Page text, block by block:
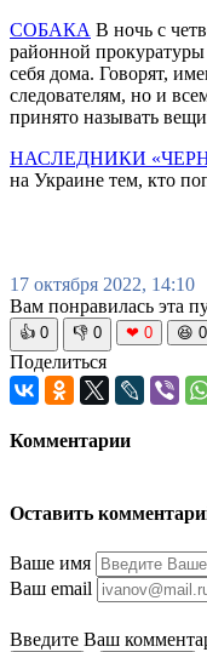
СОБАКА В ночь с
районной
себя дома. Говорят,
следователям, но и
принято называть
НАСЛЕДНИКИ
на Украине тем, кто
17 октября 2022, 14:10
Вам понравилась эта
👍 0 👎 0 ❤ 0 😆 0
Поделиться
Комментарии
Оставить
Ваше имя
Ваш email
Введите Ваш